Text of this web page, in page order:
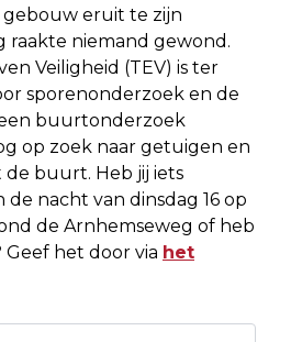
eruit te zijn
raakte niemand gewond.
Veiligheid (TEV) is ter
sporenonderzoek en de
buurtonderzoek
op zoek naar getuigen en
buurt. Heb jij iets
nacht van dinsdag 16 op
de Arnhemseweg of heb
Geef het door via het